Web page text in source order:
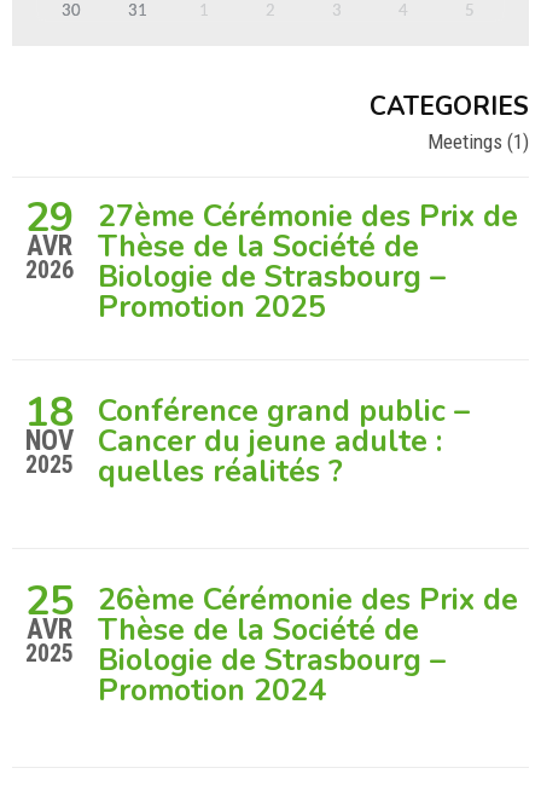
30
31 1 2 3 4 5
CATEGORIES
Meetings (1)
29
AVR
2026
27ème Cérémonie des Prix de
Thèse de la Société de
Biologie de Strasbourg –
Promotion 2025
18
NOV
2025
Conférence grand public –
Cancer du jeune adulte :
quelles réalités ?
25
AVR
2025
26ème Cérémonie des Prix de
Thèse de la Société de
Biologie de Strasbourg –
Promotion 2024